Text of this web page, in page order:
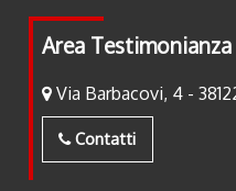
Area
Via Barbacovi, 4 -
Contatti